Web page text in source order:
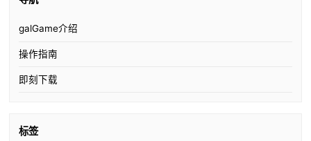
galGame介绍
操作指南
即刻下载
标签